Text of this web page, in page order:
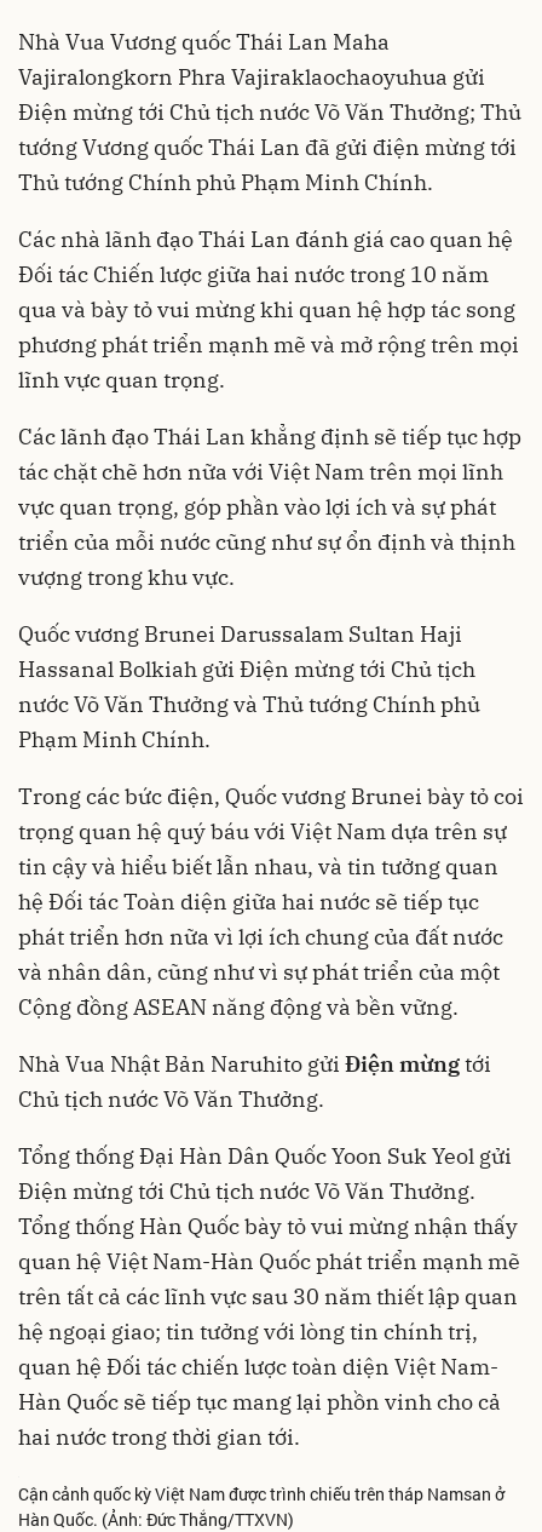
Nhà Vua Vương quốc Thái Lan Maha
Vajiralongkorn Phra Vajiraklaochaoyuhua gửi
Điện mừng tới Chủ tịch nước Võ Văn Thưởng; Thủ
tướng Vương quốc Thái Lan đã gửi điện mừng tới
Thủ tướng Chính phủ Phạm Minh Chính.
Các nhà lãnh đạo Thái Lan đánh giá cao quan hệ
Đối tác Chiến lược giữa hai nước trong 10 năm
qua và bày tỏ vui mừng khi quan hệ hợp tác song
phương phát triển mạnh mẽ và mở rộng trên mọi
lĩnh vực quan trọng.
Các lãnh đạo Thái Lan khẳng định sẽ tiếp tục hợp
tác chặt chẽ hơn nữa với Việt Nam trên mọi lĩnh
vực quan trọng, góp phần vào lợi ích và sự phát
triển của mỗi nước cũng như sự ổn định và thịnh
vượng trong khu vực.
Quốc vương Brunei Darussalam Sultan Haji
Hassanal Bolkiah gửi Điện mừng tới Chủ tịch
nước Võ Văn Thưởng và Thủ tướng Chính phủ
Phạm Minh Chính.
Trong các bức điện, Quốc vương Brunei bày tỏ coi
trọng quan hệ quý báu với Việt Nam dựa trên sự
tin cậy và hiểu biết lẫn nhau, và tin tưởng quan
hệ Đối tác Toàn diện giữa hai nước sẽ tiếp tục
phát triển hơn nữa vì lợi ích chung của đất nước
và nhân dân, cũng như vì sự phát triển của một
Cộng đồng ASEAN năng động và bền vững.
Nhà Vua Nhật Bản Naruhito gửi Điện mừngtới
Chủ tịch nước Võ Văn Thưởng.
Tổng thống Đại Hàn Dân Quốc Yoon Suk Yeol gửi
Điện mừng tới Chủ tịch nước Võ Văn Thưởng.
Tổng thống Hàn Quốc bày tỏ vui mừng nhận thấy
quan hệ Việt Nam-Hàn Quốc phát triển mạnh mẽ
trên tất cả các lĩnh vực sau 30 năm thiết lập quan
hệ ngoại giao; tin tưởng với lòng tin chính trị,
quan hệ Đối tác chiến lược toàn diện Việt Nam-
Hàn Quốc sẽ tiếp tục mang lại phồn vinh cho cả
hai nước trong thời gian tới.
Cận cảnh quốc kỳ Việt Nam được trình chiếu trên tháp Namsan ở
Hàn Quốc. (Ảnh: Đức Thắng/TTXVN)